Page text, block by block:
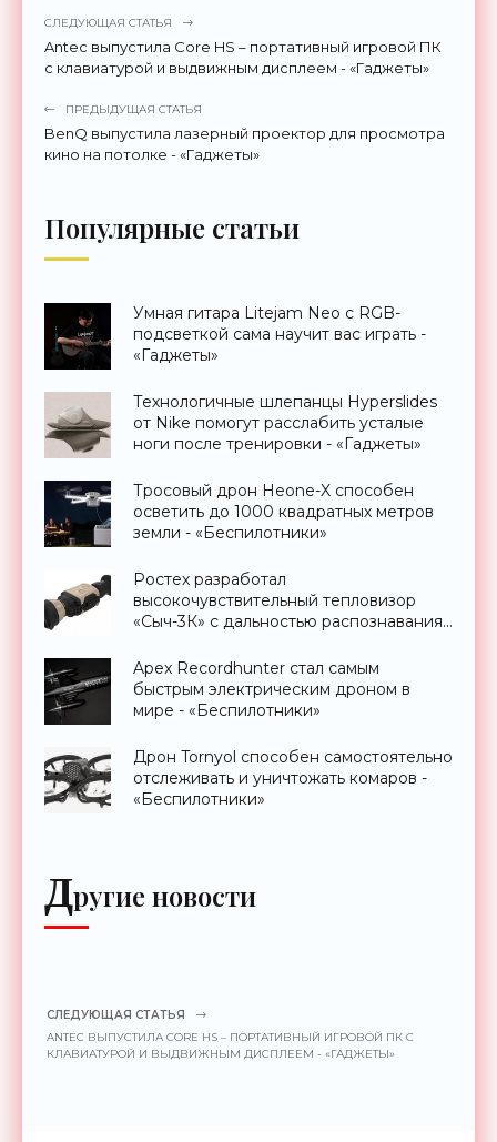
СЛЕДУЮЩАЯ СТАТЬЯ
Antec выпустила Core HS – портативный игровой ПК
с клавиатурой и выдвижным дисплеем - «Гаджеты»
ПРЕДЫДУЩАЯ СТАТЬЯ
BenQ выпустила лазерный проектор для просмотра
кино на потолке - «Гаджеты»
Популярные статьи
Умная гитара Litejam Neo с RGB-
подсветкой сама научит вас играть -
«Гаджеты»
Технологичные шлепанцы Hyperslides
от Nike помогут расслабить усталые
ноги после тренировки - «Гаджеты»
Тросовый дрон Heone-X способен
осветить до 1000 квадратных метров
земли - «Беспилотники»
Ростех разработал
высокочувствительный тепловизор
«Сыч-3К» с дальностью распознавания
Apex Recordhunter стал самым
быстрым электрическим дроном в
мире - «Беспилотники»
Дрон Tornyol способен самостоятельно
отслеживать и уничтожать комаров -
«Беспилотники»
Другие новости
СЛЕДУЮЩАЯ СТАТЬЯ
ANTEC ВЫПУСТИЛА CORE HS – ПОРТАТИВНЫЙ ИГРОВОЙ ПК С
КЛАВИАТУРОЙ И ВЫДВИЖНЫМ ДИСПЛЕЕМ - «ГАДЖЕТЫ»